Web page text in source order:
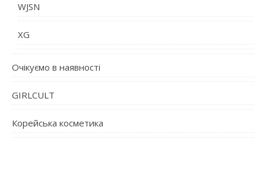
WJSN
XG
Очікуємо в наявності
GIRLCULT
Корейська косметика